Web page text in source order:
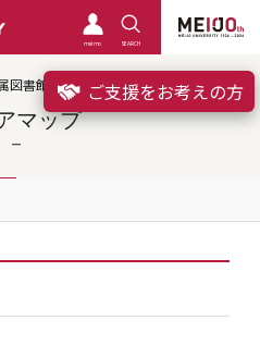
meimo SEARCH
ご支援をお考えの方
図書館
マップ